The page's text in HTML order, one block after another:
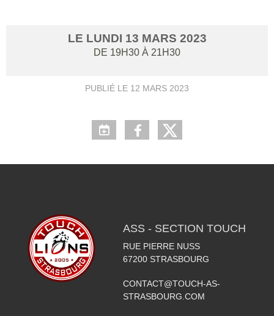
LE LUNDI 13 MARS 2023
DE 19H30 À 21H30
PUBLIÉ LE 12 MARS 2023
ASS - SECTION TOUCH
RUE PIERRE NUSS
67200 STRASBOURG
CONTACT@TOUCH-AS-
STRASBOURG.COM